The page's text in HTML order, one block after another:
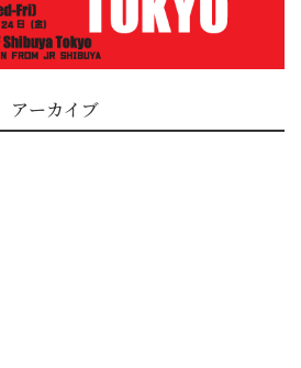
アーカイブ